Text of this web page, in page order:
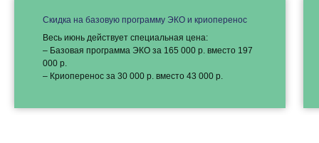
Скидка на базовую программу ЭКО и криоперенос
Весь июнь действует специальная цена:
– Базовая программа ЭКО за 165 000 р. вместо 197
000 р.
– Криоперенос за 30 000 р. вместо 43 000 р.